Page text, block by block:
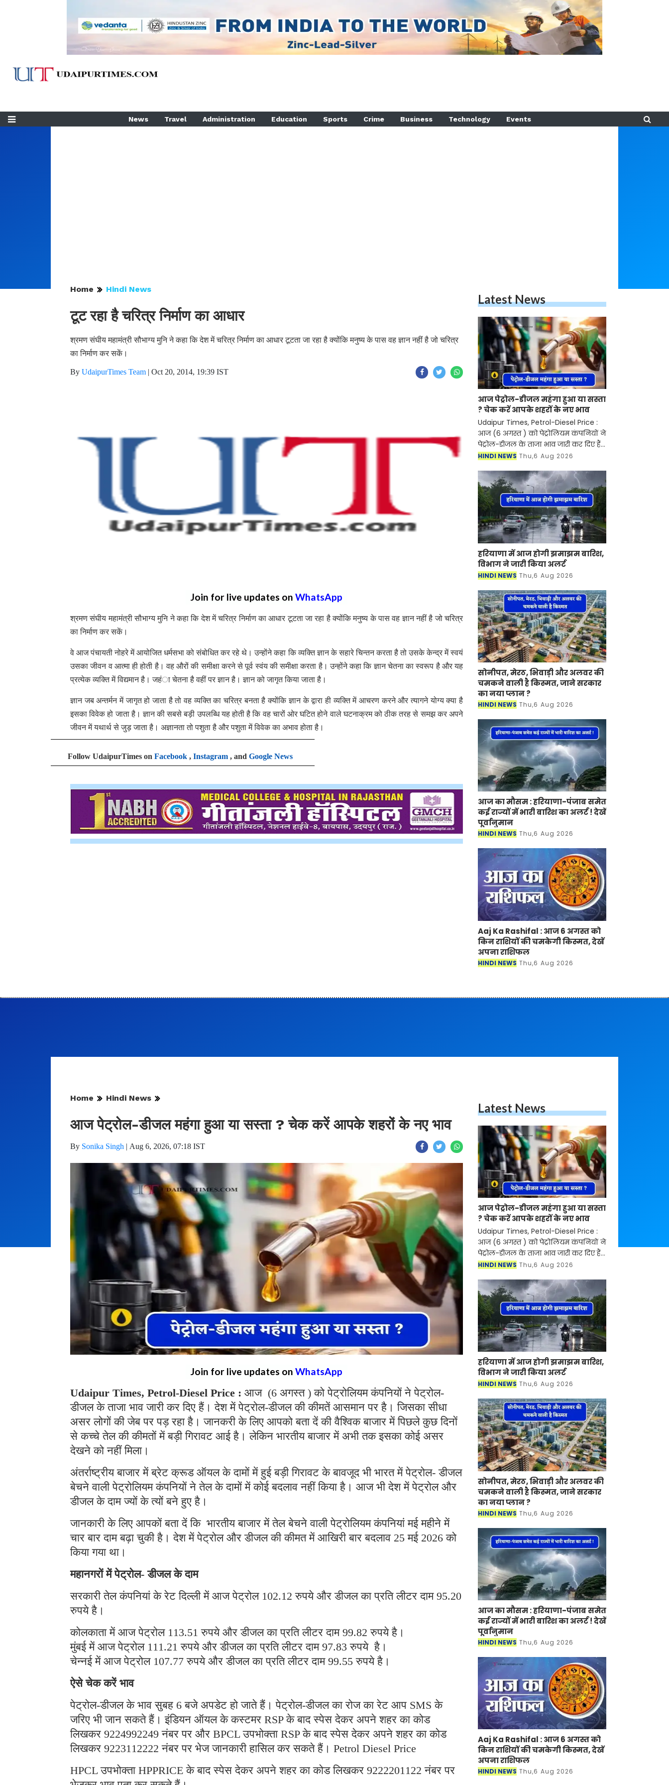
News Travel Administration Education Sports Crime Business Technology Events
Home Hindi News
टूट रहा है चरित्र निर्माण का आधार
श्रमण संघीय महामंत्री सौभाग्य मुनि ने कहा कि देश में चरित्र निर्माण का आधार टूटता जा रहा है क्योंकि मनुष्य के पास वह ज्ञान नहीं है जो चरित्र
का निर्माण कर सकें।
By UdaipurTimes Team | Oct 20, 2014, 19:39 IST
Join for live updates on WhatsApp
श्रमण संघीय महामंत्री सौभाग्य मुनि ने कहा कि देश में चरित्र निर्माण का आधार टूटता जा रहा है क्योंकि मनुष्य के पास वह ज्ञान नहीं है जो चरित्र
का निर्माण कर सकें।
वे आज पंचायती नोहरे में आयोजित धर्मसभा को संबोधित कर रहे थे। उन्होंने कहा कि व्यक्ति ज्ञान के सहारे चिन्तन करता है तो उसके केन्द्र में स्वयं
उसका जीवन व आत्मा ही होती है। वह औरों की समीक्षा करने से पूर्व स्वंय की समीक्षा करता है। उन्होंने कहा कि ज्ञान चेतना का स्वरूप है और यह
प्रत्येक व्यक्ति में विद्यमान है। जहंा चेतना है वहीं पर ज्ञान है। ज्ञान को जागृत किया जाता है।
ज्ञान जब अन्तर्मन में जागृत हो जाता है तो वह व्यक्ति का चरित्र बनता है क्योंकि ज्ञान के द्वारा ही व्यक्ति में आचरण करने और त्यागने योग्य क्या है
इसका विवेक हो जाता है। ज्ञान की सबसे बड़ी उपलब्धि यह होती है कि वह चारों ओर घटित होने वाले घटनाक्रम को ठीक तरह से समझ कर अपने
जीवन में यथार्थ से जुड़ जाता है। अज्ञानता तो पशुता है और पशुता में विवेक का अभाव होता है।
Follow UdaipurTimes on Facebook , Instagram , and Google News
Latest News
आज पेट्रोल-डीजल महंगा हुआ या सस्ता
? चेक करें आपके शहरों के नए भाव
Udaipur Times, Petrol-Diesel Price :
आज (6 अगस्त ) को पेट्रोलियम कंपनियों ने
पेट्रोल-डीजल के ताजा भाव जारी कर दिए हैं।
देश में पेट्रोल-डीजल की कीमतें आसमान पर
HINDI NEWS Thu,6 Aug 2026
हरियाणा में आज होगी झमाझम बारिश,
विभाग ने जारी किया अलर्ट
HINDI NEWS Thu,6 Aug 2026
सोनीपत, मेरठ, भिवाड़ी और अलवर की
चमकने वाली है किस्मत, जाने सरकार
का नया प्लान ?
HINDI NEWS Thu,6 Aug 2026
आज का मौसम : हरियाणा-पंजाब समेत
कई राज्यों में भारी बारिश का अलर्ट ! देखें
पूर्वानुमान
HINDI NEWS Thu,6 Aug 2026
Aaj Ka Rashifal : आज 6 अगस्त को
किन राशियों की चमकेगी किस्मत, देखें
अपना राशिफल
HINDI NEWS Thu,6 Aug 2026
Home Hindi News
आज पेट्रोल-डीजल महंगा हुआ या सस्ता ? चेक करें आपके शहरों के नए भाव
By Sonika Singh | Aug 6, 2026, 07:18 IST
Join for live updates on WhatsApp
Udaipur Times, Petrol-Diesel Price : आज (6 अगस्त ) को पेट्रोलियम कंपनियों ने पेट्रोल-
डीजल के ताजा भाव जारी कर दिए हैं। देश में पेट्रोल-डीजल की कीमतें आसमान पर है। जिसका सीधा
असर लोगों की जेब पर पड़ रहा है। जानकरी के लिए आपको बता दें की वैश्विक बाजार में पिछले कुछ दिनों
से कच्चे तेल की कीमतों में बड़ी गिरावट आई है। लेकिन भारतीय बाजार में अभी तक इसका कोई असर
देखने को नहीं मिला।
अंतर्राष्ट्रीय बाजार में ब्रेट क्रूड ऑयल के दामों में हुई बड़ी गिरावट के बावजूद भी भारत में पेट्रोल- डीजल
बेचने वाली पेट्रोलियम कंपनियों ने तेल के दामों में कोई बदलाव नहीं किया है। आज भी देश में पेट्रोल और
डीजल के दाम ज्यों के त्यों बने हुए है।
जानकारी के लिए आपकों बता दें कि भारतीय बाजार में तेल बेचने वाली पेट्रोलियम कंपनियां मई महीने में
चार बार दाम बढ़ा चुकी है। देश में पेट्रोल और डीजल की कीमत में आखिरी बार बदलाव 25 मई 2026 को
किया गया था।
महानगरों में पेट्रोल- डीजल के दाम
सरकारी तेल कंपनियां के रेट दिल्ली में आज पेट्रोल 102.12 रुपये और डीजल का प्रति लीटर दाम 95.20
रुपये है।
कोलकाता में आज पेट्रोल 113.51 रुपये और डीजल का प्रति लीटर दाम 99.82 रुपये है।
मुंबई में आज पेट्रोल 111.21 रुपये और डीजल का प्रति लीटर दाम 97.83 रुपये है।
चेन्नई में आज पेट्रोल 107.77 रुपये और डीजल का प्रति लीटर दाम 99.55 रुपये है।
ऐसे चेक करें भाव
पेट्रोल-डीजल के भाव सुबह 6 बजे अपडेट हो जाते हैं। पेट्रोल-डीजल का रोज का रेट आप SMS के
जरिए भी जान सकते हैं। इंडियन ऑयल के कस्टमर RSP के बाद स्पेस देकर अपने शहर का कोड
लिखकर 9224992249 नंबर पर और BPCL उपभोक्ता RSP के बाद स्पेस देकर अपने शहर का कोड
लिखकर 9223112222 नंबर पर भेज जानकारी हासिल कर सकते हैं। Petrol Diesel Price
HPCL उपभोक्ता HPPRICE के बाद स्पेस देकर अपने शहर का कोड लिखकर 9222201122 नंबर पर
Latest News
आज पेट्रोल-डीजल महंगा हुआ या सस्ता
? चेक करें आपके शहरों के नए भाव
Udaipur Times, Petrol-Diesel Price :
आज (6 अगस्त ) को पेट्रोलियम कंपनियों ने
पेट्रोल-डीजल के ताजा भाव जारी कर दिए हैं।
देश में पेट्रोल-डीजल की कीमतें आसमान पर
HINDI NEWS Thu,6 Aug 2026
हरियाणा में आज होगी झमाझम बारिश,
विभाग ने जारी किया अलर्ट
HINDI NEWS Thu,6 Aug 2026
सोनीपत, मेरठ, भिवाड़ी और अलवर की
चमकने वाली है किस्मत, जाने सरकार
का नया प्लान ?
HINDI NEWS Thu,6 Aug 2026
आज का मौसम : हरियाणा-पंजाब समेत
कई राज्यों में भारी बारिश का अलर्ट ! देखें
पूर्वानुमान
HINDI NEWS Thu,6 Aug 2026
Aaj Ka Rashifal : आज 6 अगस्त को
किन राशियों की चमकेगी किस्मत, देखें
अपना राशिफल
HINDI NEWS Thu,6 Aug 2026